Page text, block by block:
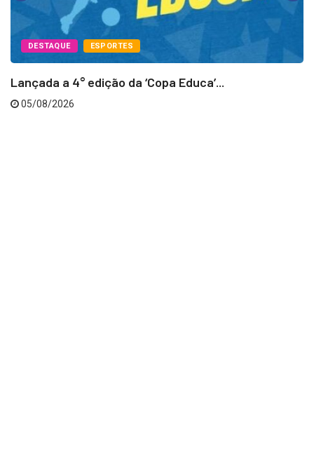
DESTAQUE ESPORTES
Lançada a 4° edição da ‘Copa Educa’...
05/08/2026